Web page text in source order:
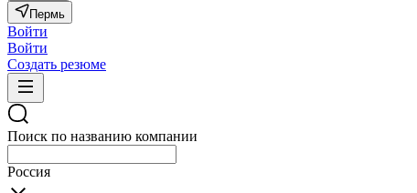
Пермь
Войти
Войти
Создать резюме
Поиск по названию компании
Россия